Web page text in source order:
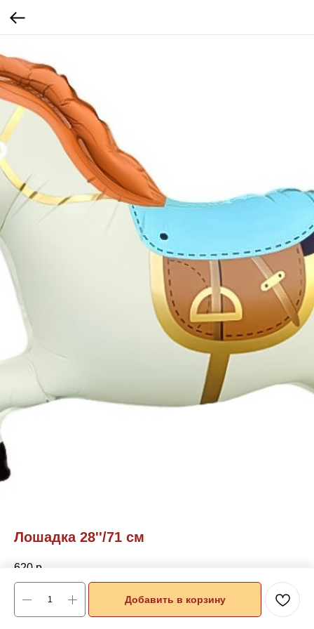
Лошадка 28''/71 см
620 р.
Добавить в корзину